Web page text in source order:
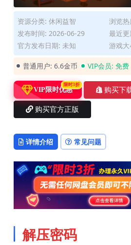
资源分类: 休闲益智
浏览
发布时间: 2026-06-29
最近
官方发布日期: 未知
游戏
普通用户: 6.6金币 VIP会员: 免费
VIP限时优惠
限时3折
购买下
购买官方正版
详情介绍 常见问题
解压密码